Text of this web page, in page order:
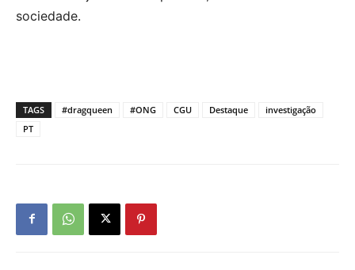
sociedade.
TAGS #dragqueen #ONG CGU Destaque
investigação
PT